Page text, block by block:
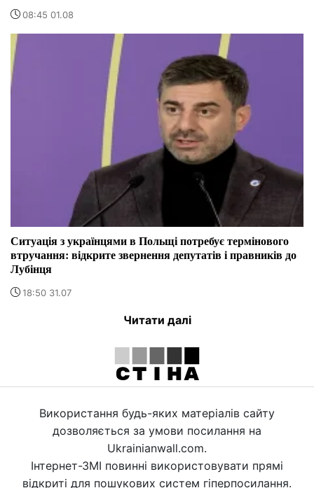
08:45 01.08
Ситуація з українцями в Польщі потребує термінового
втручання: відкрите звернення депутатів і правників до
Лубінця
18:50 31.07
Читати далі
Використання будь-яких матеріалів сайту
дозволяється за умови посилання на
Ukrainianwall.com.
Інтернет-ЗМІ повинні використовувати прямі
відкриті для пошукових систем гіперпосилання.